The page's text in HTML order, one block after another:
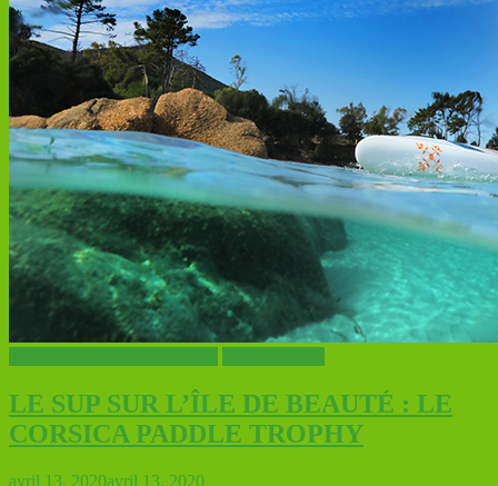
LE SUP SUR L’ÎLE DE BEAUTÉ : LE
CORSICA PADDLE TROPHY
avril 13, 2020avril 13, 2020